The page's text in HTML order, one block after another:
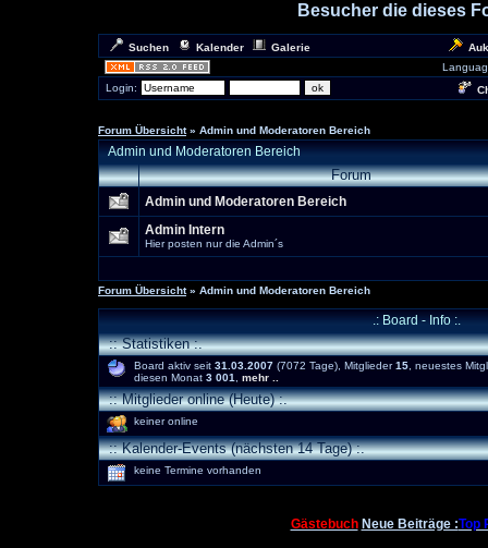
Besucher die dieses
Suchen Kalender Galerie
Login:
Forum Übersicht » Admin und Moderatoren Bereich
Admin und Moderatoren Bereich
Forum
Admin und Moderatoren Bereich
Admin Intern
Hier posten nur die Admin´s
Forum Übersicht » Admin und Moderatoren Bereich
.: Board - Info :.
:: Statistiken :.
Board aktiv seit 31.03.2007 (7072 Tage), Mitglieder15 , neuestes
diesen Monat 3 001 mehr ..
:: Mitglieder online (Heute) :.
keiner online
:: Kalender-Events (nächsten 14 Tage) :.
keine Termine vorhanden
Gästebuch Neue Beiträge :Top